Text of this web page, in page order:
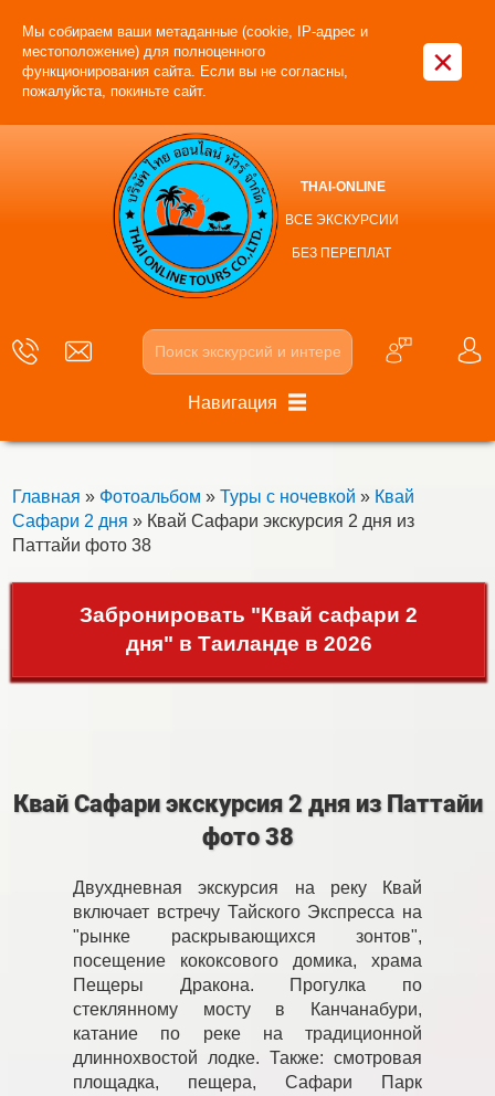
Мы собираем ваши метаданные (cookie, IP-адрес и
местоположение) для полноценного
функционирования сайта. Если вы не согласны,
пожалуйста, покиньте сайт.
×
THAI-ONLINE
ВСЕ ЭКСКУРСИИ
БЕЗ ПЕРЕПЛАТ
Навигация
Главная » Фотоальбом » Туры с ночевкой » Квай
Сафари 2 дня » Квай Сафари экскурсия 2 дня из
Паттайи фото 38
Забронировать "Квай сафари 2
дня" в Таиланде в 2026
Квай Сафари экскурсия 2 дня из Паттайи
фото 38
Двухдневная экскурсия на реку Квай
включает встречу Тайского Экспресса на
"рынке раскрывающихся зонтов",
посещение кококсового домика, храма
Пещеры Дракона. Прогулка по
стеклянному мосту в Канчанабури,
катание по реке на традиционной
длиннохвостой лодке. Также: смотровая
площадка, пещера, Сафари Парк